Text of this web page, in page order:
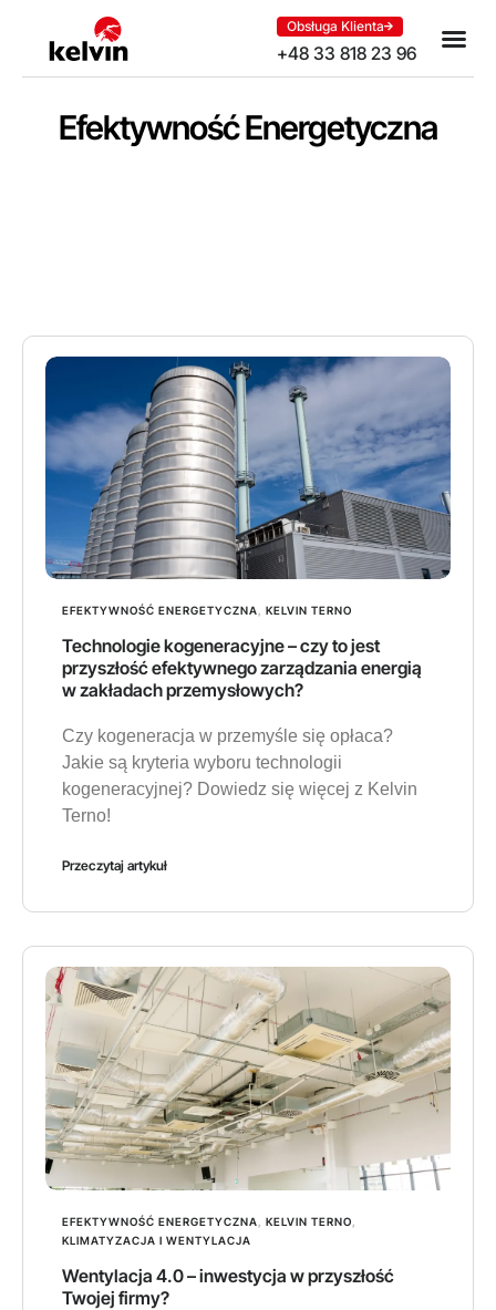
Obsługa Klienta
+48 33 818 23 96
Efektywność Energetyczna
EFEKTYWNOŚĆ ENERGETYCZNA, KELVIN TERNO
Technologie kogeneracyjne – czy to jest
przyszłość efektywnego zarządzania energią
w zakładach przemysłowych?
Czy kogeneracja w przemyśle się opłaca?
Jakie są kryteria wyboru technologii
kogeneracyjnej? Dowiedz się więcej z Kelvin
Terno!
Przeczytaj artykuł
EFEKTYWNOŚĆ ENERGETYCZNA KELVIN TERNO
KLIMATYZACJA I WENTYLACJA
Wentylacja 4.0 – inwestycja w przyszłość
Twojej firmy?